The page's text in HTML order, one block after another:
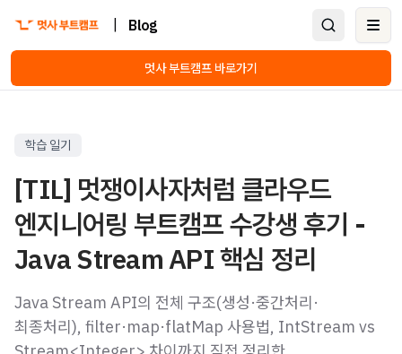
Blog
멋사 부트캠프 바로가기
학습 일기
[TIL] 멋쟁이사자처럼 클라우드
엔지니어링 부트캠프 수강생 후기 -
Java Stream API 핵심 정리
Java Stream API의 전체 구조(생성·중간처리·
최종처리), filter·map·flatMap 사용법, IntStream vs